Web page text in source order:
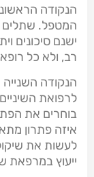
הנקודה
המטפל. שתלים
ישנם סיכונים
רב, ולא כל
הנקודה
לרפואת
בוחרים את
איזה פתרון
לעשות את
ייעוץ במרפאת